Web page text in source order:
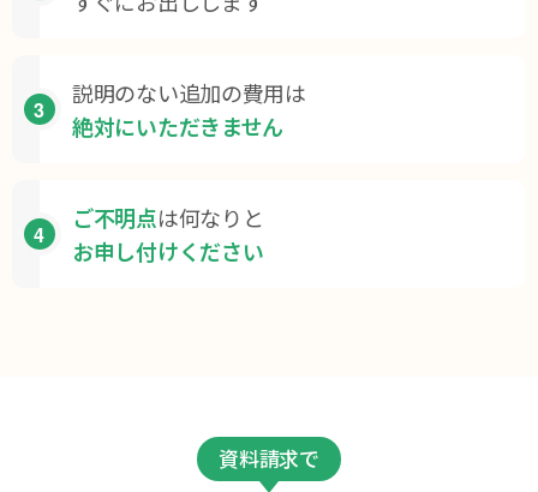
3
説明のない追加の費用は
絶対にいただきません
4
ご不明点は何なりと
お申し付けください
資料請求で